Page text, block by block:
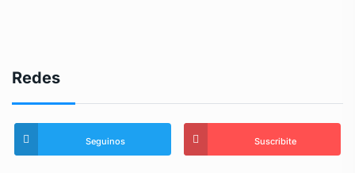
Redes
Seguinos Suscribite